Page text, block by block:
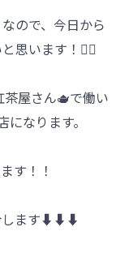
ので、今日から
思います！💁‍♀️
屋さん🫖で働い
なります。
す！！
します⬇️⬇️⬇️